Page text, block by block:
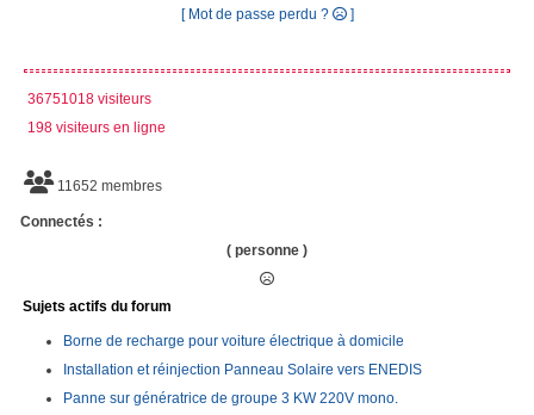
[ Mot de passe perdu ? ]
36751018 visiteurs
198 visiteurs en ligne
11652 membres
Connectés :
( personne )
Sujets actifs du forum
Borne de recharge pour voiture électrique à domicile
Installation et réinjection Panneau Solaire vers ENEDIS
Panne sur génératrice de groupe 3 KW 220V mono.